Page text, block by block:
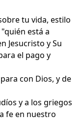
tu vida, estilo
está a
Jesucristo y Su
el pago y
con Dios, y de
y a los griegos
fe en nuestro